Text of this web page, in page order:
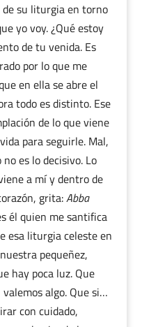
su liturgia en torno
yo voy. ¿Qué estoy
de tu venida. Es
por lo que me
en ella se abre el
todo es distinto. Ese
de lo que viene
para seguirle. Mal,
es lo decisivo. Lo
a mí y dentro de
grita:Abba
él quien me santifica
esa liturgia celeste en
pequeñez,
hay poca luz. Que
valemos algo. Que si…
con cuidado,